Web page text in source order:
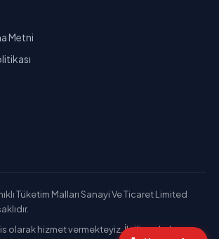
Metni
Tüketim Malları Sanayi Ve Ticaret Limited
olarak hizmet vermekteyiz. İlgili markaların